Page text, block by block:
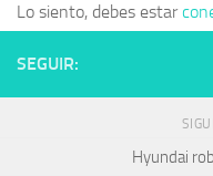
Lo siento, debes estar
SEGUIR:
Hyundai